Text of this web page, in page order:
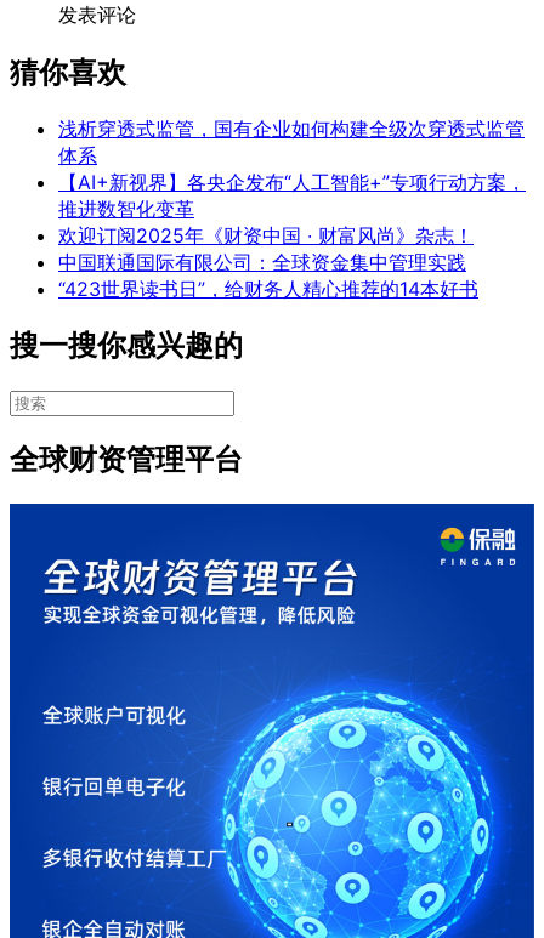
发表评论
猜你喜欢
浅析穿透式监管，国有企业如何构建全级次穿透式监管
体系
【AI+新视界】各央企发布“人工智能+”专项行动方案，
推进数智化变革
欢迎订阅2025年《财资中国 · 财富风尚》杂志！
中国联通国际有限公司：全球资金集中管理实践
“423世界读书日”，给财务人精心推荐的14本好书
搜一搜你感兴趣的
全球财资管理平台